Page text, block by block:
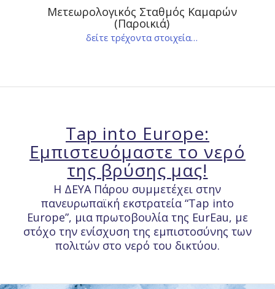
Μετεωρολογικός Σταθμός Καμαρών
(Παροικιά)
δείτε τρέχοντα στοιχεία…
Tap into Europe:
Εμπιστευόμαστε το νερό
της βρύσης μας!
Η ΔΕΥΑ Πάρου συμμετέχει στην
πανευρωπαϊκή εκστρατεία “Tap into
Europe”, μια πρωτοβουλία της EurEau, με
στόχο την ενίσχυση της εμπιστοσύνης των
πολιτών στο νερό του δικτύου.